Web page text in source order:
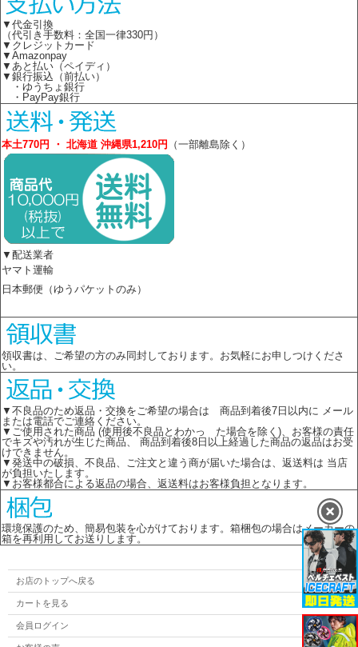
▼代金引換
（代引き手数料：全国一律330円）
▼クレジットカード
▼Amazonpay
▼あと払い（ペイディ）
▼銀行振込（前払い）
・ゆうちょ銀行
・PayPay銀行
本土770円 ・ 北海道 沖縄県1,210円 （一部離島除く）
▼配送業者
ヤマト運輸
日本郵便（ゆうパケットのみ）
領収書は、ご希望の方のみ同封しております。お気軽にお申しつけくださ
い。
▼不良品のため返品・交換をご希望の場合は 商品到着後7日以内に メール
または電話でご連絡ください。
▼ご使用された商品 (使用後不良品とわかっ た場合を除く)、お客様の責任
でキズや汚れが生じた商品、 商品到着後8日以上経過した商品の返品はお受
けできません。
▼発送中の破損、不良品、ご注文と違う商が届いた場合は、返送料は 当店
が負担いたします。
▼お客様都合による返品の場合、返送料はお客様負担となります。
環境保護のため、簡易包装を心がけております。箱梱包の場合はメーカーの
箱を再利用してお送りします。
お店のトップへ戻る
カートを見る
会員ログイン